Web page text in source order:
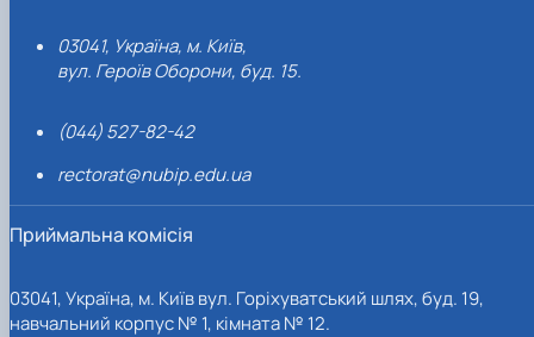
03041, Україна, м. Київ,
вул. Героїв Оборони, буд. 15.
(044) 527-82-42
rectorat@nubip.edu.ua
Приймальна комісія
03041, Україна, м. Київ вул. Горіхуватський шлях, буд. 19,
навчальний корпус № 1, кімната № 12.